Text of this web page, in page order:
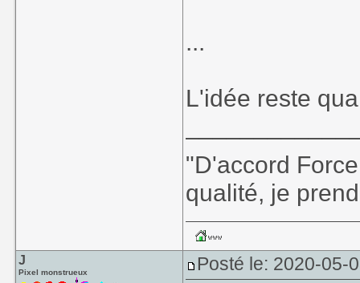
...
L'idée reste
"D'accord
qualité, je
J
Pixel monstrueux Posté le: 2020-05-